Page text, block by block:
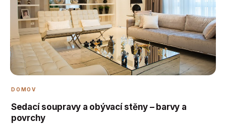
DOMOV
Sedací soupravy a obývací stěny – barvy a
povrchy